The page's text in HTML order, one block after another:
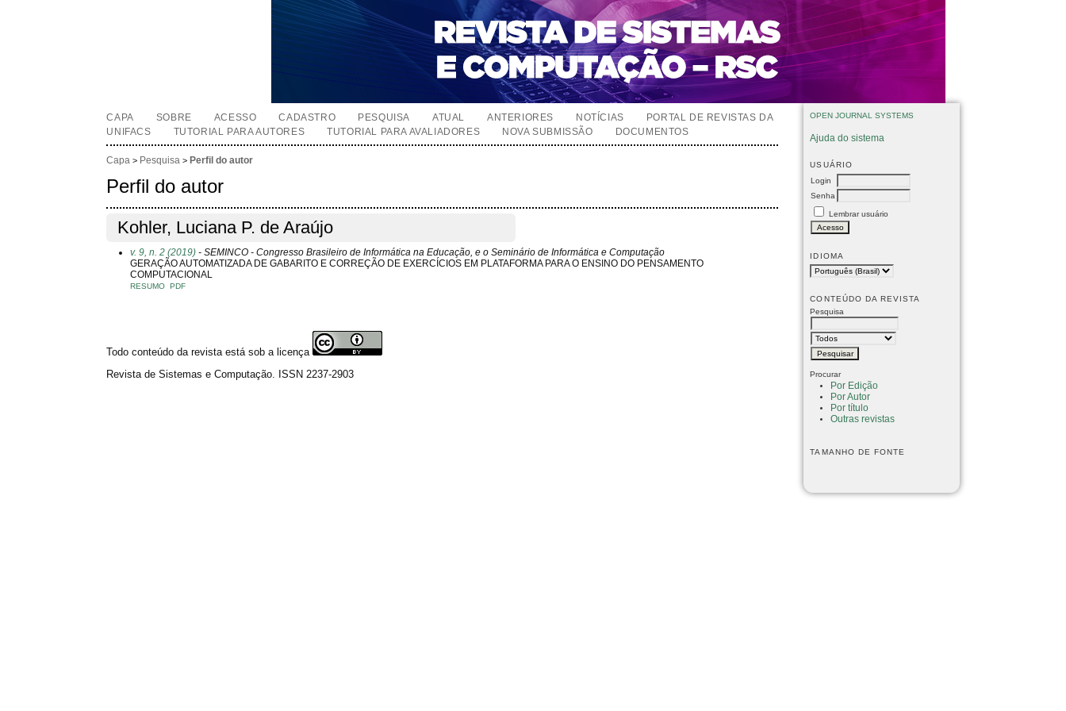
OPEN JOURNAL SYSTEMS
Ajuda do sistema
USUÁRIO
Login
Senha
Lembrar usuário
IDIOMA
CONTEÚDO DA REVISTA
Pesquisa
Procurar
Por Edição
Por Autor
Por título
Outras revistas
TAMANHO DE FONTE
CAPA SOBRE ACESSO CADASTRO PESQUISA ATUAL ANTERIORES NOTÍCIAS
PORTAL DE REVISTAS DA
UNIFACS
TUTORIAL PARA AUTORES TUTORIAL PARA AVALIADORES NOVA SUBMISSÃO DOCUMENTOS
Capa > Pesquisa > Perfil do autor
Perfil do autor
Kohler, Luciana P. de Araújo
v. 9, n. 2 (2019) - SEMINCO - Congresso Brasileiro de Informática na Educação, e o Seminário de Informática e Computação
GERAÇÃO AUTOMATIZADA DE GABARITO E CORREÇÃO DE EXERCÍCIOS EM PLATAFORMA PARA O ENSINO DO PENSAMENTO
COMPUTACIONAL
RESUMO PDF
Todo conteúdo da revista está sob a licença
Revista de Sistemas e Computação. ISSN 2237-2903